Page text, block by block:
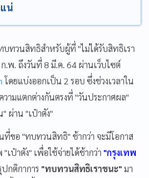
น่
บทวนสิทธิสำหรับผู้ที่ "ไม่ได้รับสิทธิเรา
.พ. ถึงวันที่ 8 มี.ค. 64 ผ่านเว็บไซต์
โดยแบ่งออกเป็น 2 รอบ ซึ่งช่วงเวลาใน
ามแตกต่างกันตรงที่ "วันประกาศผล"
ผ่าน "เป๋าตัง"
ที่ขอ "ทบทวนสิทธิ" ช้ากว่า จะมีโอกาส
เป๋าตัง" เพื่อใช้จ่ายได้ช้ากว่า "กรุงเทพ
ปกติกาการ "ทบทวนสิทธิเราชนะ" มา